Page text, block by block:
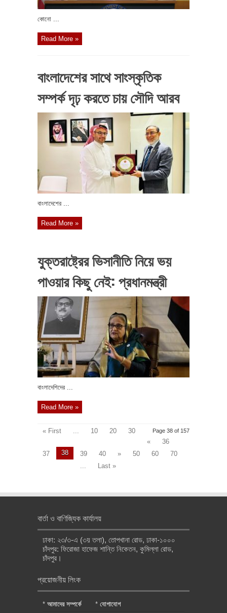
কোনো ...
Read More »
বাংলাদেশের সাথে সাংস্কৃতিক
সম্পর্ক দৃঢ় করতে চায় সৌদি আরব
বাংলাদেশের ...
Read More »
যুক্তরাষ্ট্রের ভিসানীতি নিয়ে ভয়
পাওয়ার কিছু নেই: প্রধানমন্ত্রী
বাংলাদেশিদের ...
Read More »
Page 38 of 157
« First 10 20
30
«
36
37
38 39 40 » 50 60
70
Last »
বার্তা ও বাণিজ্যিক কার্যালয়
ঢাকা: ২৩/৩-এ (৩য় তলা), তোপখানা রোড, ঢাকা-১০০০
চাঁদপুর: ফিরোজা হাফেজ শান্তি নিকেতন, কুমিল্লা রোড,
চাঁদপুর।
প্রয়োজনীয় লিংক
* আমাদের সম্পর্কে * যোগাযোগ